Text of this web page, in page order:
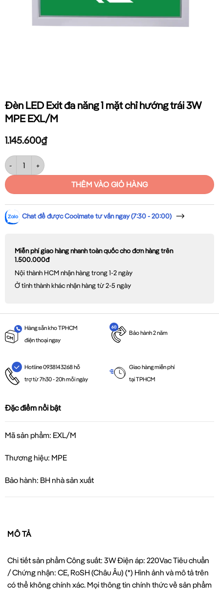
Đèn LED Exit đa năng 1 mặt chỉ hướng trái 3W
MPE EXL/M
1.145.600₫
Đèn LED Exit đa năng 1 mặt chỉ hướng trái 3W MPE EXL/M số lượng
THÊM VÀO GIỎ HÀNG
Chat để được Coolmate tư vấn ngay (7:30 - 20:00)
Miễn phí giao hàng nhanh toàn quốc cho đơn hàng trên
1.500.000đ
Nội thành HCM nhận hàng trong 1-2 ngày
Ở tỉnh thành khác nhận hàng từ 2-5 ngày
Hàng sẵn kho TPHCM
điện thoại ngay
Bảo hành 2 năm
Hotline 0938143268 hỗ
trợ từ 7h30 - 20h mỗi ngày
Giao hàng miễn phí
tại TPHCM
Đặc điểm nổi bật
Mã sản phẩm: EXL/M
Thương hiệu: MPE
Bảo hành: BH nhà sản xuất
MÔ TẢ
Chi tiết sản phẩm Công suất: 3W Điện áp: 220Vac Tiêu chuẩn
/ Chứng nhận: CE, RoSH (Châu Âu) (*) Hình ảnh và mô tả trên
có thể không chính xác. Mọi thông tin chính thức về sản phẩm